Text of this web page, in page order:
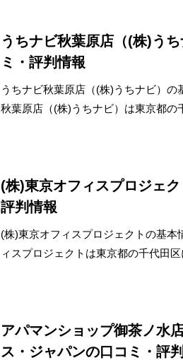
うちナビ秋葉原店（(株)う
ミ・評判情報
うちナビ秋葉原店（(株)うちナビ）の
秋葉原店（(株)うちナビ）は東京都の
(株)東京オフィスプロジェ
評判情報
(株)東京オフィスプロジェクトの基本
ィスプロジェクトは東京都の千代田
アパマンショップ御茶ノ水
ス・ジャパンの口コミ・評